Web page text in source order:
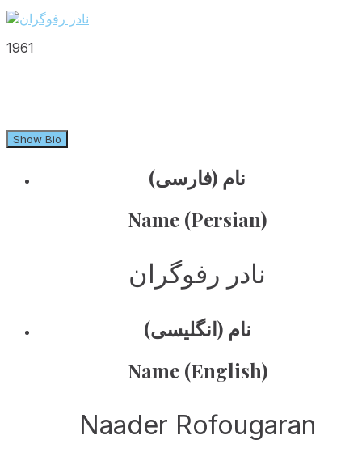
1961
Show Bio
نام (فارسی)
Name (Persian)
نادر رفوگران
نام (انگلیسی)
Name (English)
Naader Rofougaran